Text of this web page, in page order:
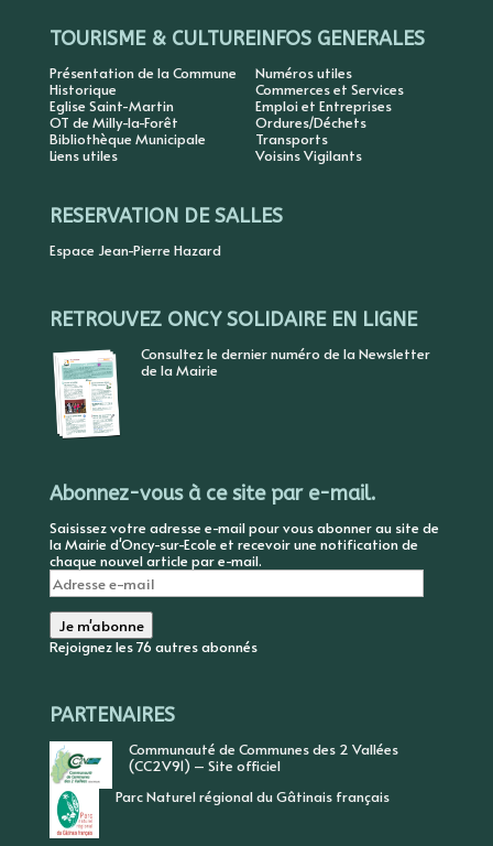
TOURISME & CULTURE
Présentation de la Commune
Historique
Eglise Saint-Martin
OT de Milly-la-Forêt
Bibliothèque Municipale
Liens utiles
INFOS GENERALES
Numéros utiles
Commerces et Services
Emploi et Entreprises
Ordures/Déchets
Transports
Voisins Vigilants
RESERVATION DE SALLES
Espace Jean-Pierre Hazard
RETROUVEZ ONCY SOLIDAIRE EN LIGNE
Consultez le dernier numéro de la Newsletter
de la Mairie
Abonnez-vous à ce site par e-mail.
Saisissez votre adresse e-mail pour vous abonner au site de
la Mairie d'Oncy-sur-Ecole et recevoir une notification de
chaque nouvel article par e-mail.
Adresse
e-
mail
Je m'abonne
Rejoignez les 76 autres abonnés
PARTENAIRES
Communauté de Communes des 2 Vallées
(CC2V91) – Site officiel
Parc Naturel régional du Gâtinais français